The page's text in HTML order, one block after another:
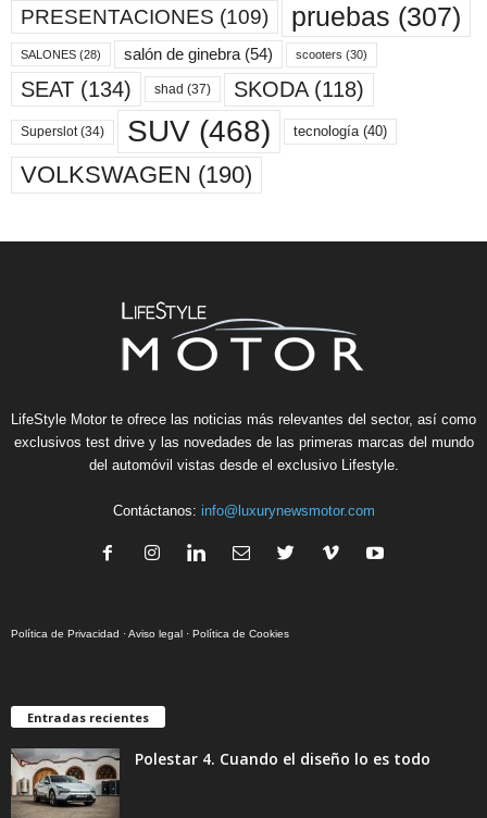
PRESENTACIONES (109) pruebas (307)
SALONES (28) salón de ginebra(54) scooters (30)
SEAT (134) shad (37) SKODA(118)
Superslot(34) SUV (468) tecnología(40)
VOLKSWAGEN (190)
LifeStyle Motor te ofrece las noticias más relevantes del sector, así como
exclusivos test drive y las novedades de las primeras marcas del mundo
del automóvil vistas desde el exclusivo Lifestyle.
Contáctanos: info@luxurynewsmotor.com
Política de Privacidad ·Aviso legal · Política de Cookies
Entradas recientes
Polestar 4. Cuando el diseño lo es todo